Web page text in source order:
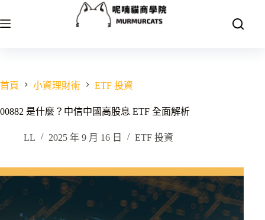
至
容
首頁 小資理財術 ETF 投資
00882 是什麼？中信中國高股息 ETF 全面解析
LL 2025 年 9 月 16 日 ETF 投資